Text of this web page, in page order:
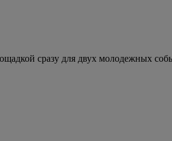
сразу для двух молодежных